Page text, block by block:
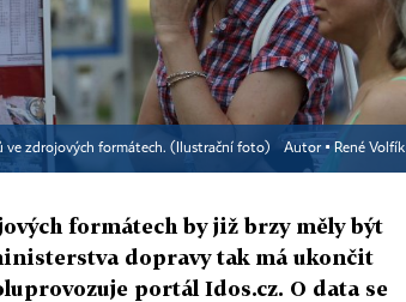
ve zdrojových formátech. (Ilustrační foto) Autor ▪ René Volfík
formátech by již brzy měly být
dopravy tak má ukončit
portál Idos.cz. O data se